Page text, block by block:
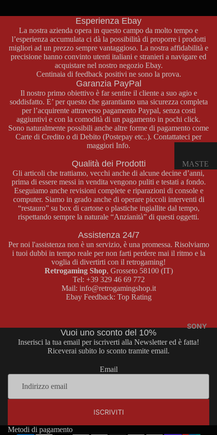
LI
GAME
CONSOL
E GAME
BOY
COLOR
GIOCHI
BOY
COLOR
ACCESS
ORI
GAME
E GAME
GIOCHI
MASTE
R
SYSTE
M
CONSOL
SYSTEM
MASTER
DRIVE
E MEGA
GIOCHI
SONY
Esperienza Ebay
La nostra azienda opera in questo campo da molto tempo e
l’esperienza accumulata ci dà la possibilità di proporre i prodotti
migliori ad un prezzo sempre vantaggioso. La nostra affidabilità e
precisione hanno convinto utenti italiani e stranieri a navigare ed
acquistare nel nostro negozio Ebay.
Centinaia di feedback positivi ne sono la prova.
Garanzia PayPal
Il nostro primo obiettivo è far sentire il cliente a suo agio e
soddisfatto. E’ per questo che garantiamo una sicurezza completa
per l’acquirente attraverso pagamento Paypal, senza costi
aggiuntivi e con la comodità di un pagamento in pochi click.
Sono naturalmente possibili anche altre forme di pagamento come
Carte di Credito o di Debito (Postepay etc..). Contattateci per
maggiori Info.
Qualità dei Prodotti
Gli articoli che trattiamo, vecchi anche di alcune decine d’anni,
prima di essere messi in vendita vengono puliti e testati a fondo.
Eseguiamo anche revisioni complete e riparazioni di console e
computer. Siamo in grado anche di operare piccoli interventi di
“restauro” su box di cartone o plastiche ingiallite dal tempo,
rispettando sempre la naturale “Anzianità” di questi oggetti.
Assistenza 24/7
Per noi l'assistenza non è un servizio, è una promessa. Risolviamo
i tuoi dubbi in tempo reale per non farti perdere mai il ritmo e la
voglia di divertirti con il retrogaming!
Retrogaming Shop, Grosseto 58100 (IT)
Tel: +39 329 46 69 772
Mail: info@retrogamingshop.it
Ebay Feedback: Top Rating
Vuoi uno sconto del 10%
Inserisci la tua email per iscriverti alla Newsletter ed è fatta!
Riceverai subito lo sconto tramite email.
Email
ISCRIVITI
Metodi di pagamento
Informativa sui rimborsi
Termini e condizioni del servizio